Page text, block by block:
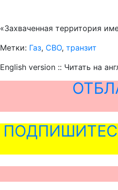
«Захваченная территория
Метки: Газ, СВО, транзит
English version :: Читать на